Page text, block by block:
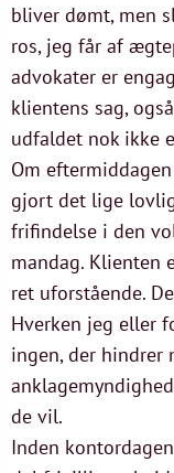
bliver dømt, men
ros, jeg får af
advokater er
klientens sag,
udfaldet nok ikke
Om
gjort det lige
frifindelse i den
mandag.
ret uforstående.
Hverken jeg eller
ingen, der
de vil.
Inden